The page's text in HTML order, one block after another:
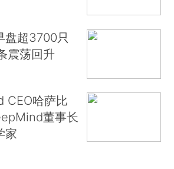
盘超3700只
震荡回升
CEO哈萨比
董事长
家